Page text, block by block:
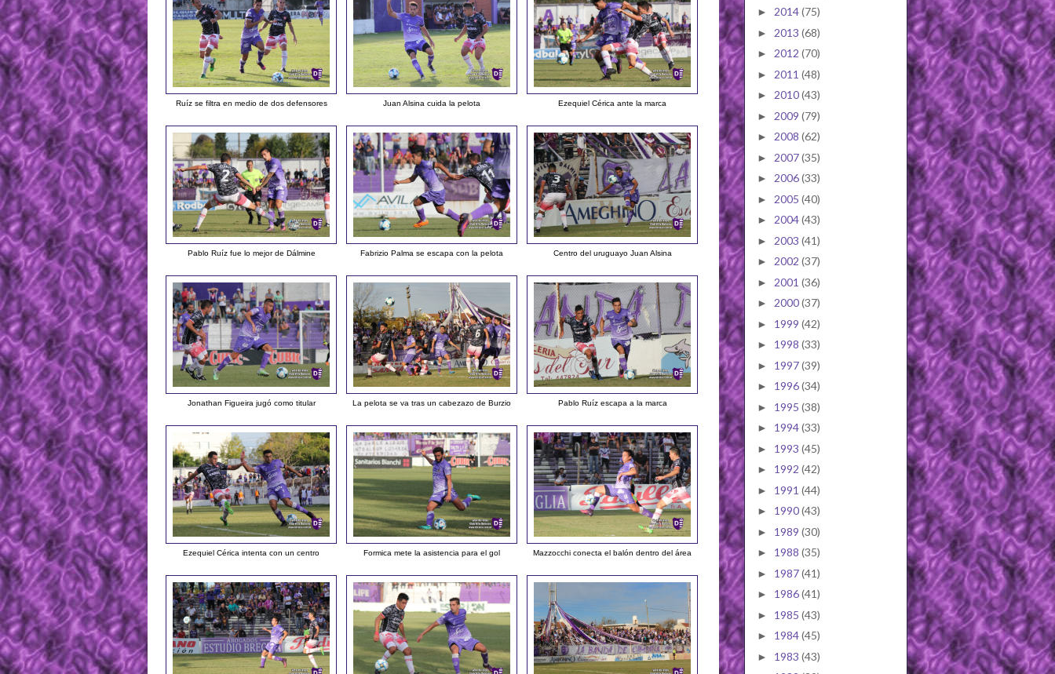
Ruíz se filtra en medio de dos defensores Juan Alsina cuida la pelota Ezequiel Cérica ante la marca
Pablo Ruíz fue lo mejor de Dálmine Fabrizio Palma se escapa con la pelota Centro del uruguayo Juan Alsina
Jonathan Figueira jugó como titular La pelota se va tras un cabezazo de Burzio Pablo Ruíz escapa a la marca
Ezequiel Cérica intenta con un centro Formica mete la asistencia para el gol Mazzocchi conecta el balón dentro del área
► 2014(75)
► 2013 (68)
► 2012 (70)
► 2011 (48)
► 2010(43)
► 2009 (79)
► 2008 (62)
► 2007(35)
► 2006(33)
► 2005 (40)
► 2004(43)
► 2003 (41)
► 2002 (37)
► 2001 (36)
► 2000(37)
► 1999 (42)
► 1998 (33)
► 1997(39)
► 1996(34)
► 1995 (38)
► 1994(33)
► 1993 (45)
► 1992 (42)
► 1991 (44)
► 1990(43)
► 1989 (30)
► 1988 (35)
► 1987(41)
► 1986(41)
► 1985 (43)
► 1984(45)
► 1983 (43)